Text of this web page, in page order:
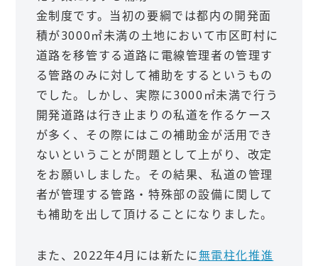
金制度です。当初の要綱では都内の開発面
積が3000㎡未満の土地において市区町村に
道路を移管する道路に電線管理者の管理す
る管路のみに対して補助をするというもの
でした。しかし、実際に3000㎡未満で行う
開発道路は行き止まりの私道を作るケース
が多く、その際にはこの補助金が活用でき
ないということが問題として上がり、改定
をお願いしました。その結果、私道の管理
者が管理する管路・特殊部の設備に関して
も補助を出して頂けることになりました。
また、2022年4月には新たに無電柱化推進